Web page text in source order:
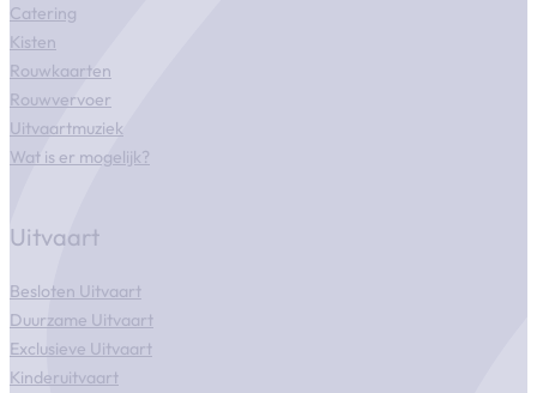
Catering
Kisten
Rouwkaarten
Rouwvervoer
Uitvaartmuziek
Wat is er mogelijk?
Uitvaart
Besloten Uitvaart
Duurzame Uitvaart
Exclusieve Uitvaart
Kinderuitvaart